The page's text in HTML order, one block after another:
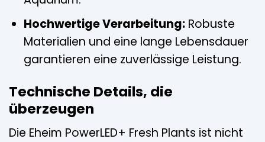
Hochwertige Verarbeitung:Robuste
Materialien und eine lange Lebensdauer
garantieren eine zuverlässige Leistung.
Technische Details, die
überzeugen
Die Eheim PowerLED+ Fresh Plants ist nicht